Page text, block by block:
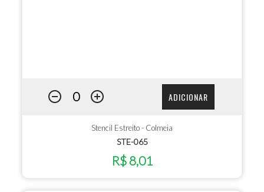
ADICIONAR
Stencil Estreito - Colmeia
STE-065
R$ 8,01